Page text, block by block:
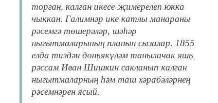
торган, калган икесе җимерелеп юкка
чыккан. Галимнәр ике катлы манараны
рәсемгә төшерәләр, шәһәр
ныгытмаларының планын сызалар. 1855
елда тиздән дөньякүләм танылачак яшь
рәссам Иван Шишкин сакланып калган
ныгытмаларның һәм таш хәрабәләрнең
рәсемнәрен ясый.